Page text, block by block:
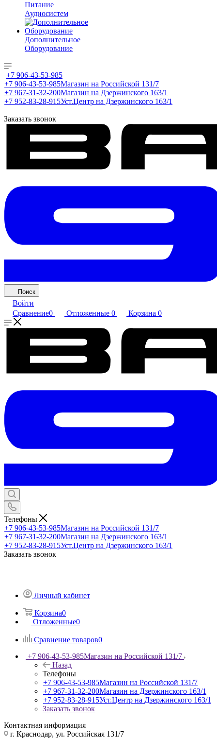
Питание
Аудиосистем
Дополнительное
Оборудование
+7 906-43-53-985
+7 906-43-53-985Магазин на Российской 131/7
+7 967-31-32-200Магазин на Дзержинского 163/1
+7 952-83-28-915Уст.Центр на Дзержинского 163/1
Заказать звонок
Поиск
Войти
Сравнение0 Отложенные 0 Корзина 0
Телефоны
+7 906-43-53-985Магазин на Российской 131/7
+7 967-31-32-200Магазин на Дзержинского 163/1
+7 952-83-28-915Уст.Центр на Дзержинского 163/1
Заказать звонок
Личный кабинет
Корзина0
Отложенные0
Сравнение товаров0
+7 906-43-53-985Магазин на Российской 131/7
Назад
Телефоны
+7 906-43-53-985Магазин на Российской 131/7
+7 967-31-32-200Магазин на Дзержинского 163/1
+7 952-83-28-915Уст.Центр на Дзержинского 163/1
Заказать звонок
Контактная информация
г. Краснодар, ул. Российская 131/7